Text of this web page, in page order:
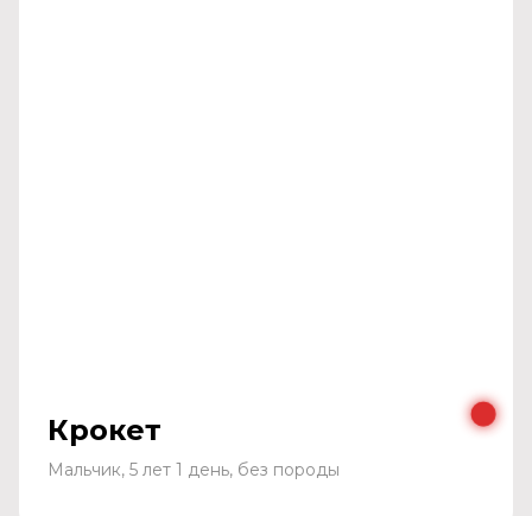
Крокет
Мальчик, 5 лет 1 день, без породы